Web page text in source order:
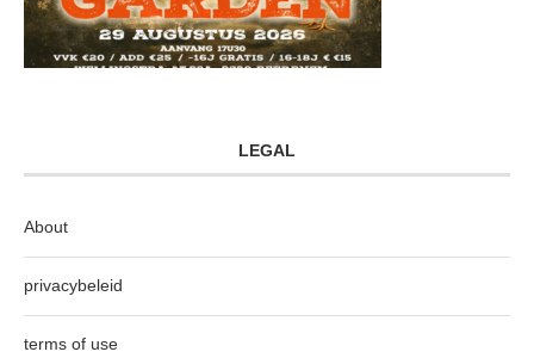
LEGAL
About
privacybeleid
terms of use